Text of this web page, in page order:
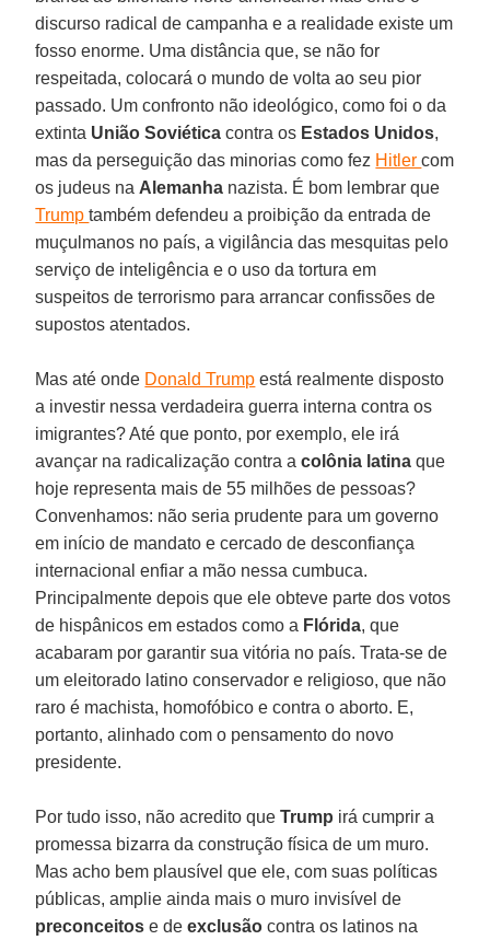
discurso radical de campanha e a realidade existe um
fosso enorme. Uma distância que, se não for
respeitada, colocará o mundo de volta ao seu pior
passado. Um confronto não ideológico, como foi o da
extinta União Soviética contra os Estados Unidos,
mas da perseguição das minorias como fez Hitlercom
os judeus na Alemanha nazista. É bom lembrar que
Trumptambém defendeu a proibição da entrada de
muçulmanos no país, a vigilância das mesquitas pelo
serviço de inteligência e o uso da tortura em
suspeitos de terrorismo para arrancar confissões de
supostos atentados.
Mas até onde Donald Trump está realmente disposto
a investir nessa verdadeira guerra interna contra os
imigrantes? Até que ponto, por exemplo, ele irá
avançar na radicalização contra acolônia latina que
hoje representa mais de 55 milhões de pessoas?
Convenhamos: não seria prudente para um governo
em início de mandato e cercado de desconfiança
internacional enfiar a mão nessa cumbuca.
Principalmente depois que ele obteve parte dos votos
de hispânicos em estados como a Flórida, que
acabaram por garantir sua vitória no país. Trata-se de
um eleitorado latino conservador e religioso, que não
raro é machista, homofóbico e contra o aborto. E,
portanto, alinhado com o pensamento do novo
presidente.
Por tudo isso, não acredito queTrump irá cumprir a
promessa bizarra da construção física de um muro.
Mas acho bem plausível que ele, com suas políticas
públicas, amplie ainda mais o muro invisível de
preconceitos e deexclusão contra os latinos na